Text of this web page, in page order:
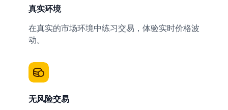
真实环境
在真实的市场环境中练习交易，体验实时价格波
动。
无风险交易